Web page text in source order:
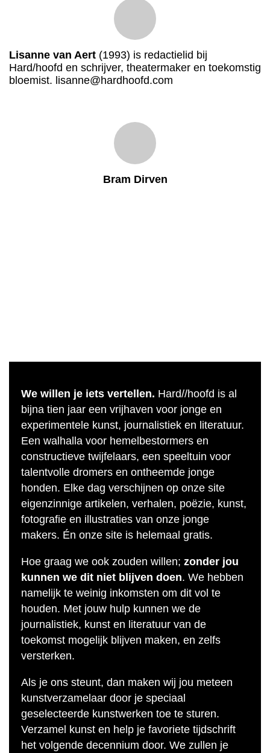
Lisanne van Aert (1993) is redactielid bij
Hard/hoofd en schrijver, theatermaker en toekomstig
bloemist. lisanne@hardhoofd.com
Bram Dirven
We willen je iets vertellen. Hard//hoofd is al
bijna tien jaar een vrijhaven voor jonge en
experimentele kunst, journalistiek en literatuur.
Een walhalla voor hemelbestormers en
constructieve twijfelaars, een speeltuin voor
talentvolle dromers en ontheemde jonge
honden. Elke dag verschijnen op onze site
eigenzinnige artikelen, verhalen, poëzie, kunst,
fotografie en illustraties van onze jonge
makers. Én onze site is helemaal gratis.
Hoe graag we ook zouden willen; zonder jou
kunnen we dit niet blijven doen. We hebben
namelijk te weinig inkomsten om dit vol te
houden. Met jouw hulp kunnen we de
journalistiek, kunst en literatuur van de
toekomst mogelijk blijven maken, en zelfs
versterken.
Als je ons steunt, dan maken wij jou meteen
kunstverzamelaar door je speciaal
geselecteerde kunstwerken toe te sturen.
Verzamel kunst en help je favoriete tijdschrift
het volgende decennium door. We zullen je